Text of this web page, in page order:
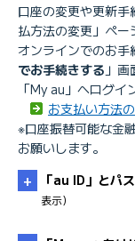
口座の変更や更新
払方法の変更」ペー
オンラインでのお
でお手続きする 」
「My au」へログイ
お支払い方法
※口座振替可能な金
お願いします。
「au ID」とパ
表示）